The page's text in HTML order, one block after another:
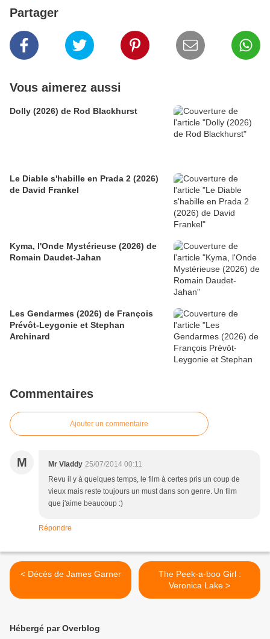
Partager
Vous aimerez aussi
Dolly (2026) de Rod Blackhurst
Le Diable s'habille en Prada 2 (2026)
de David Frankel
Kyma, l'Onde Mystérieuse (2026) de
Romain Daudet-Jahan
Les Gendarmes (2026) de François
Prévôt-Leygonie et Stephan
Archinard
Commentaires
Ajouter un commentaire
M Mr Vladdy 25/07/2014 00:11
Revu il y à quelques temps, le film à certes pris un coup de
vieux mais reste toujours un must dans son genre. Un film
que j'aime beaucoup :)
Répondre
< Décès de James Garner
The Peek-a-boo Girl :
Veronica Lake >
Hébergé par Overblog